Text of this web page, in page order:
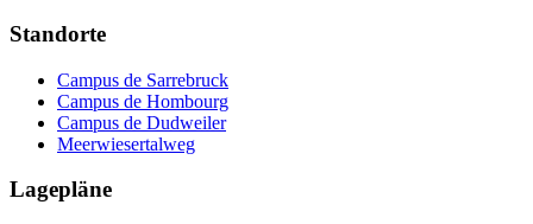
Standorte
Campus de Sarrebruck
Campus de Hombourg
Campus de Dudweiler
Meerwiesertalweg
Lagepläne